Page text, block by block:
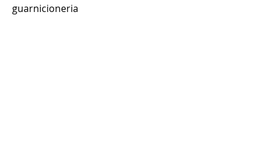
guarnicioneria